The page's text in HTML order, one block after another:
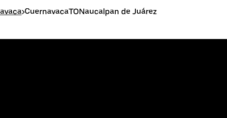
>CuernavacaTONaucalpan de Juárez